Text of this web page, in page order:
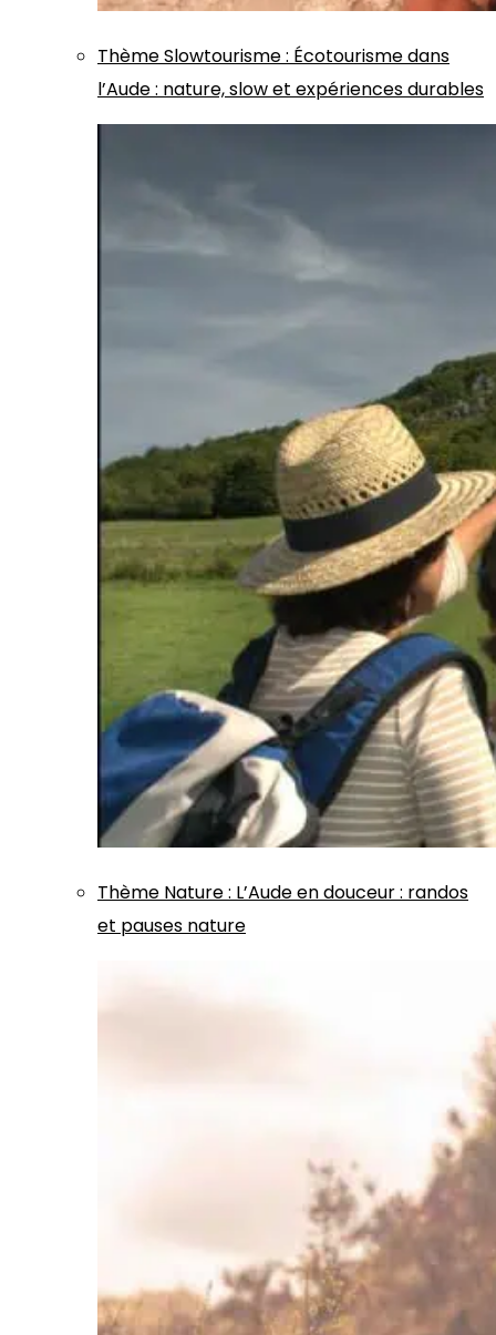
ThèmeSlowtourisme: Écotourisme dans
l’Aude : nature, slow et expériences durables
Thème Nature: L’Aude en douceur : randos
et pauses nature